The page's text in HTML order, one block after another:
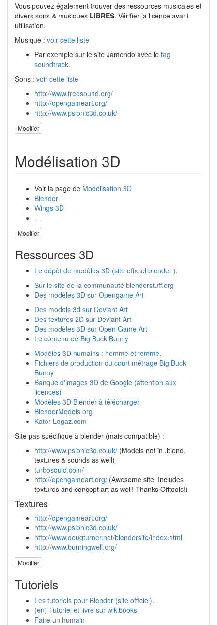
Vous pouvez également trouver des ressources musicales et
divers sons & musiques LIBRES. Vérifier la licence avant
utilisation.
Musique : voir cette liste
Par exemple sur le site Jamendo avec le tag
soundtrack.
Sons : voir cette liste
http://www.freesound.org/
http://opengameart.org/
http://www.psionic3d.co.uk/
Modifier
Modélisation 3D
Voir la page de Modélisation 3D
Blender
Wings 3D
…
Modifier
Ressources 3D
Le dépôt de modèles 3D (site officiel blender ).
Sur le site de la communauté blenderstuff.org
Des modèles 3D sur Opengame Art
Des models 3d sur Deviant Art
Des textures 2D sur Deviant Art
Des modèles 3D sur Open Game Art
Le contenu de Big Buck Bunny
Modèles 3D humains : homme et femme.
Fichiers de production du court métrage Big Buck
Bunny
Banque d'images 3D de Google (attention aux
licences)
Modèles 3D Blender à télécharger
BlenderModels.org
Kator Legaz.com
Site pas spécifique à blender (mais compatible) :
http://www.psionic3d.co.uk/ (Models not in .blend,
textures & sounds as well)
turbosquid.com/
http://opengameart.org/ (Awesome site! Includes
textures and concept art as well! Thanks Offtools!)
Textures
http://opengameart.org/
http://www.psionic3d.co.uk/
http://www.dougturner.net/blendersite/index.html
http://www.burningwell.org/
Modifier
Tutoriels
Les tutoriels pour Blender (site officiel).
(en) Tutoriel et livre sur wikibooks
Faire un humain